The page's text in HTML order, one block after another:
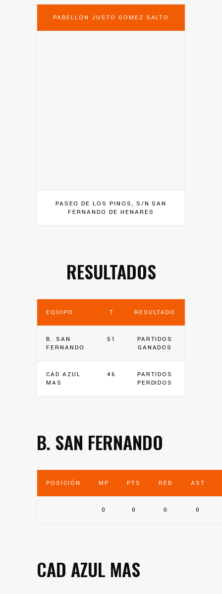
PABELLÓN JUSTO GÓMEZ SALTO
PASEO DE LOS PINOS, S/N SAN
FERNANDO DE HENARES
RESULTADOS
EQUIPO T RESULTADO
B. SAN
FERNANDO
51
PARTIDOS
GANADOS
CAD AZUL
MAS
46
PARTIDOS
PERDIDOS
B. SAN FERNANDO
POSICIÓN MP PTS REB AST
0 0 0 0
CAD AZUL MAS